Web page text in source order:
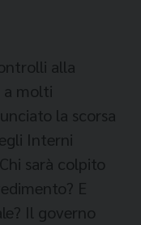
alla
a molti
la scorsa
Interni
sarà colpito
E
Il governo